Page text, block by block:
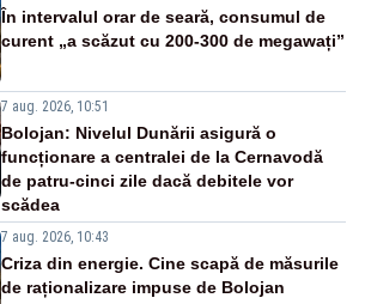
În intervalul orar de seară, consumul de
curent „a scăzut cu 200-300 de megawați”
7 aug. 2026, 10:51
Bolojan: Nivelul Dunării asigură o
funcționare a centralei de la Cernavodă
de patru-cinci zile dacă debitele vor
scădea
7 aug. 2026, 10:43
Criza din energie. Cine scapă de măsurile
de raționalizare impuse de Bolojan